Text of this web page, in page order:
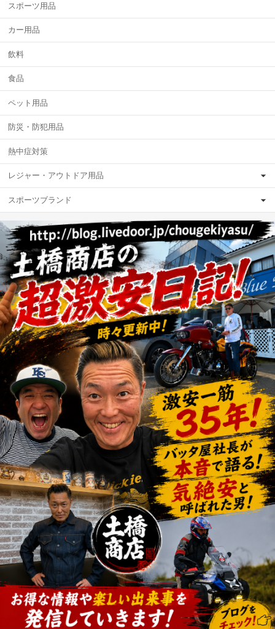
スポーツ用品
カー用品
飲料
食品
ペット用品
防災・防犯用品
熱中症対策
レジャー・アウトドア用品
スポーツブランド